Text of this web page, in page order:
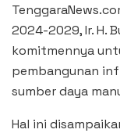
2024-2029, Ir. H.
komitmennya
pembangunan
sumber daya
Hal ini